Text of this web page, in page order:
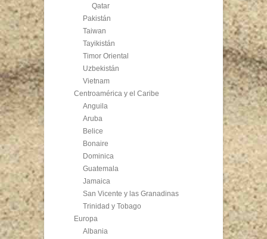
Qatar
Pakistán
Taiwan
Tayikistán
Timor Oriental
Uzbekistán
Vietnam
Centroamérica y el Caribe
Anguila
Aruba
Belice
Bonaire
Dominica
Guatemala
Jamaica
San Vicente y las Granadinas
Trinidad y Tobago
Europa
Albania